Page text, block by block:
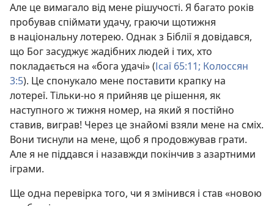
Але це вимагало від мене рішучості. Я багато років
пробував спіймати удачу, граючи щотижня
в національну лотерею. Однак з Біблії я довідався,
що Бог засуджує жадібних людей і тих, хто
покладається на «бога удачі» (Ісаї 65:11; Колоссян
3:5). Це спонукало мене поставити крапку на
лотереї. Тільки-но я прийняв це рішення, як
наступного ж тижня номер, на який я постійно
ставив, виграв! Через це знайомі взяли мене на сміх.
Вони тиснули на мене, щоб я продовжував грати.
Але я не піддався і назавжди покінчив з азартними
іграми.
Ще одна перевірка того, чи я змінився і став «новою